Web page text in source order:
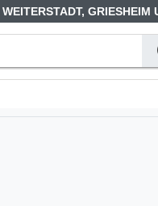
GRIESHEIM